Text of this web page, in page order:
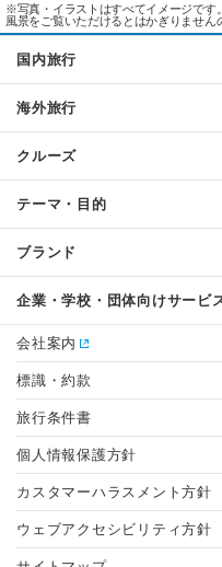
※写真・イラストはすべてイメージです
風景をご覧いただけるとはかぎりません
国内旅行
海外旅行
クルーズ
テーマ・目的
ブランド
企業・学校・団体向けサービ
会社案内
標識・約款
旅行条件書
個人情報保護方針
カスタマーハラスメント方針
ウェブアクセシビリティ方針